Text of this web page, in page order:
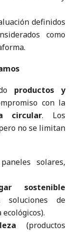
definidos
como
productos y
con la
circular. Los
no se limitan
solares,
sostenible
soluciones de
(productos